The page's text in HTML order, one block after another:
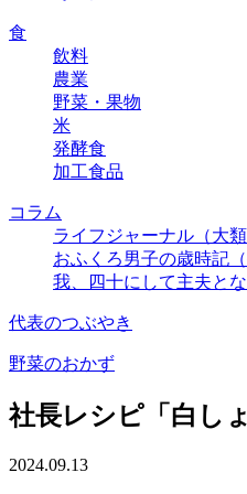
食
飲料
農業
野菜・果物
米
発酵食
加工食品
コラム
ライフジャーナル（大類
おふくろ男子の歳時記（
我、四十にして主夫と
代表のつぶやき
野菜のおかず
社長レシピ「白し
2024.09.13